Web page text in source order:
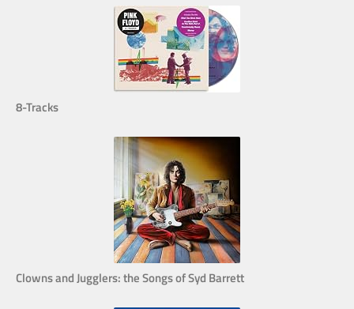
8-Tracks
Clowns and Jugglers: the Songs of Syd Barrett